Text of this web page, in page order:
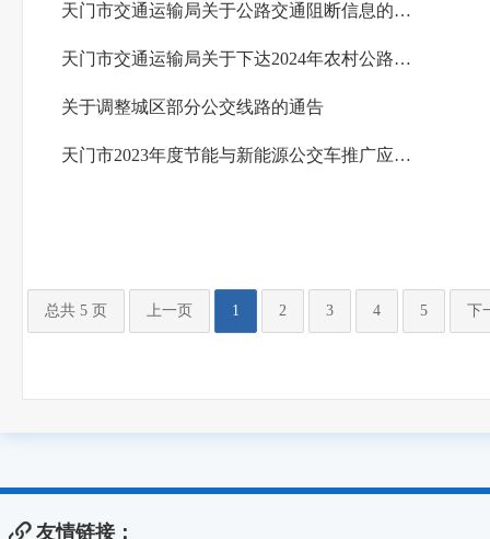
天门市交通运输局关于公路交通阻断信息的说明
天门市交通运输局关于下达2024年农村公路建设计划的通知
关于调整城区部分公交线路的通告
天门市2023年度节能与新能源公交车推广应用情况公示
总共 5 页 上一页 1 2 3 4 5 下
友情链接：